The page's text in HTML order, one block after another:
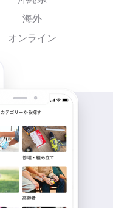
海外
オンライン